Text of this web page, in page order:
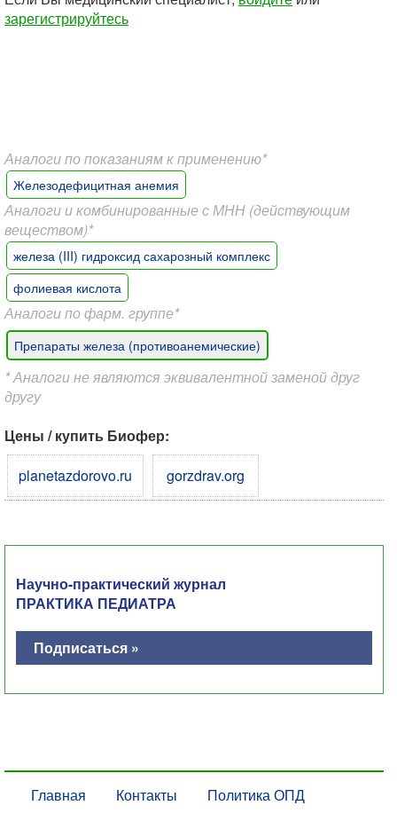
зарегистрируйтесь
Аналоги по показаниям к применению*
Железодефицитная анемия
Аналоги и комбинированные с МНН (действующим
веществом)*
железа (III) гидроксид сахарозный комплекс
фолиевая кислота
Аналоги по фарм. группе*
Препараты железа (противоанемические)
* Аналоги не являются эквивалентной заменой друг
другу
Цены / купить Биофер:
planetazdorovo.ru
gorzdrav.org
Научно-практический журнал
ПРАКТИКА ПЕДИАТРА
Подписаться »
Главная Контакты Политика ОПД